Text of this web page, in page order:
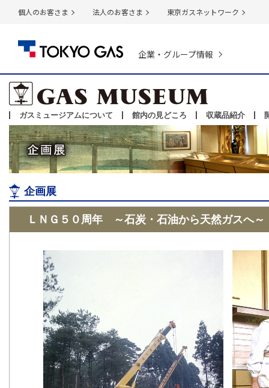
個人のお客さま 法人のお客さま 東京ガスネットワーク
企業・グループ情報
ガスミュージアムについて 館内の見どころ 収蔵品紹介
企画展
ＬＮＧ５０周年 ～石炭・石油から天然ガスへ